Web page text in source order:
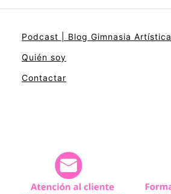
Podcast | Blog Gimnasia Artística
Quién soy
Contactar